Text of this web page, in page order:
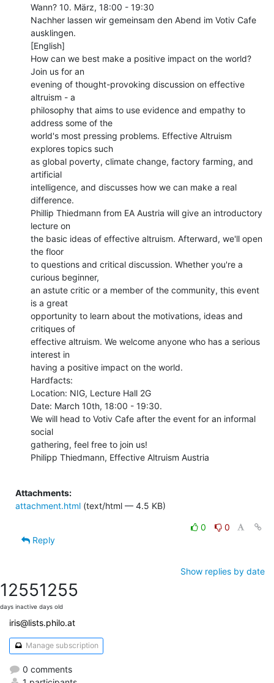
Wann? 10. März, 18:00 - 19:30
Nachher lassen wir gemeinsam den Abend im Votiv Cafe
ausklingen.
[English]
How can we best make a positive impact on the world?
Join us for an
evening of thought-provoking discussion on effective
altruism - a
philosophy that aims to use evidence and empathy to
address some of the
world's most pressing problems. Effective Altruism
explores topics such
as global poverty, climate change, factory farming, and
artificial
intelligence, and discusses how we can make a real
difference.
Phillip Thiedmann from EA Austria will give an introductory
lecture on
the basic ideas of effective altruism. Afterward, we'll open
the floor
to questions and critical discussion. Whether you're a
curious beginner,
an astute critic or a member of the community, this event
is a great
opportunity to learn about the motivations, ideas and
critiques of
effective altruism. We welcome anyone who has a serious
interest in
having a positive impact on the world.
Hardfacts:
Location: NIG, Lecture Hall 2G
Date: March 10th, 18:00 - 19:30.
We will head to Votiv Cafe after the event for an informal
social
gathering, feel free to join us!
Philipp Thiedmann, Effective Altruism Austria
Attachments:
attachment.html (text/html — 4.5 KB)
0
0
Reply
Show replies by date
1255
days inactive
1255
days old
iris@lists.philo.at
Manage subscription
0 comments